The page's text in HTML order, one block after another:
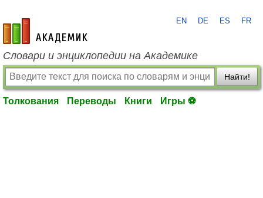
academic.ru
EN DE ES FR
Словари и энциклопедии на Академике
Найти!
Толкования Переводы Книги Игры ⚽